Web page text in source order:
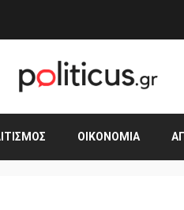
ΟΙΚΟΝΟΜΊΑ